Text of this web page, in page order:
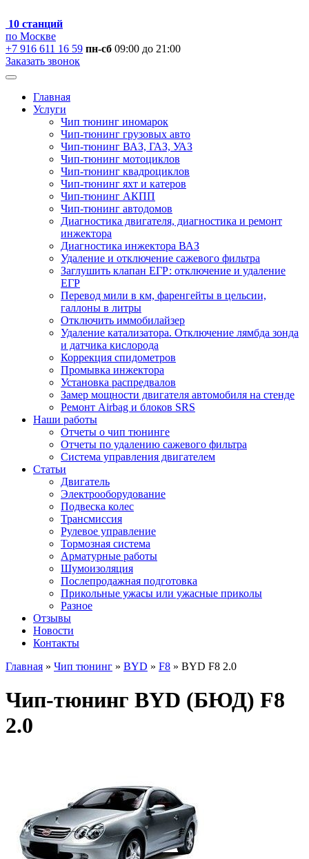
10 станций
по Москве
+7 916 611 16 59 пн-сб 09:00 до 21:00
Заказать звонок
Главная
Услуги
Чип тюнинг иномарок
Чип-тюнинг грузовых авто
Чип-тюнинг ВАЗ, ГАЗ, УАЗ
Чип-тюнинг мотоциклов
Чип-тюнинг квадроциклов
Чип-тюнинг яхт и катеров
Чип-тюнинг АКПП
Чип-тюнинг автодомов
Диагностика двигателя, диагностика и ремонт
инжектора
Диагностика инжектора ВАЗ
Удаление и отключение сажевого фильтра
Заглушить клапан ЕГР: отключение и удаление
ЕГР
Перевод мили в км, фаренгейты в цельсии,
галлоны в литры
Отключить иммобилайзер
Удаление катализатора. Отключение лямбда зонда
и датчика кислорода
Коррекция спидометров
Промывка инжектора
Установка распредвалов
Замер мощности двигателя автомобиля на стенде
Ремонт Airbag и блоков SRS
Наши работы
Отчеты о чип тюнинге
Отчеты по удалению сажевого фильтра
Система управления двигателем
Статьи
Двигатель
Электрооборудование
Подвеска колес
Трансмиссия
Рулевое управление
Тормозная система
Арматурные работы
Шумоизоляция
Послепродажная подготовка
Прикольные ужасы или ужасные приколы
Разное
Отзывы
Новости
Контакты
Главная » Чип тюнинг » BYD » F8 » BYD F8 2.0
Чип-тюнинг BYD (БЮД) F8
2.0